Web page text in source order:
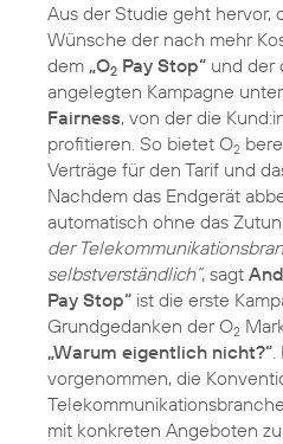
Aus der Studie geht hervor,
Wünsche der nach mehr
dem „O2 Pay Stop“ und der
angelegten Kampagne
Fairness, von der die
profitieren. So bietet O2
Verträge für den Tarif und
Nachdem das Endgerät
automatisch ohne das
der
selbstverständlich“, sagt
Pay Stop“ ist die erste
Grundgedanken der O2
„Warum eigentlich nicht?“.
vorgenommen, die
mit konkreten Angeboten